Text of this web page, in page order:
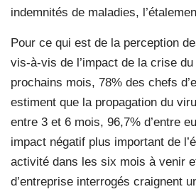
indemnités de maladies,
Pour ce qui est de la perception
vis-à-vis de l’impact de la crise
prochains mois, 78% des chefs
estiment que la propagation du
entre 3 et 6 mois, 96,7% d’entre
impact négatif plus important de
activité dans les six mois à venir
d’entreprise interrogés craignent